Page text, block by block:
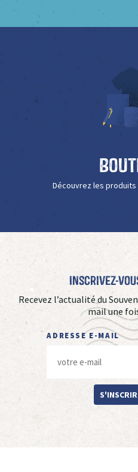
Découvrez les produits
Inscrivez-
Recevez l’actualité du
mail une
ADRESSE E-MAIL